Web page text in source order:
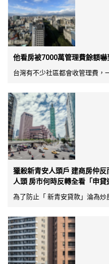
他看房被7000萬管理費餘額
台灣有不少社區都會收管理費
獵殺新青安人頭戶 建商房仲
人頭 房市何時反轉全看「申貸
為了防止「 新青安貸款」淪為炒